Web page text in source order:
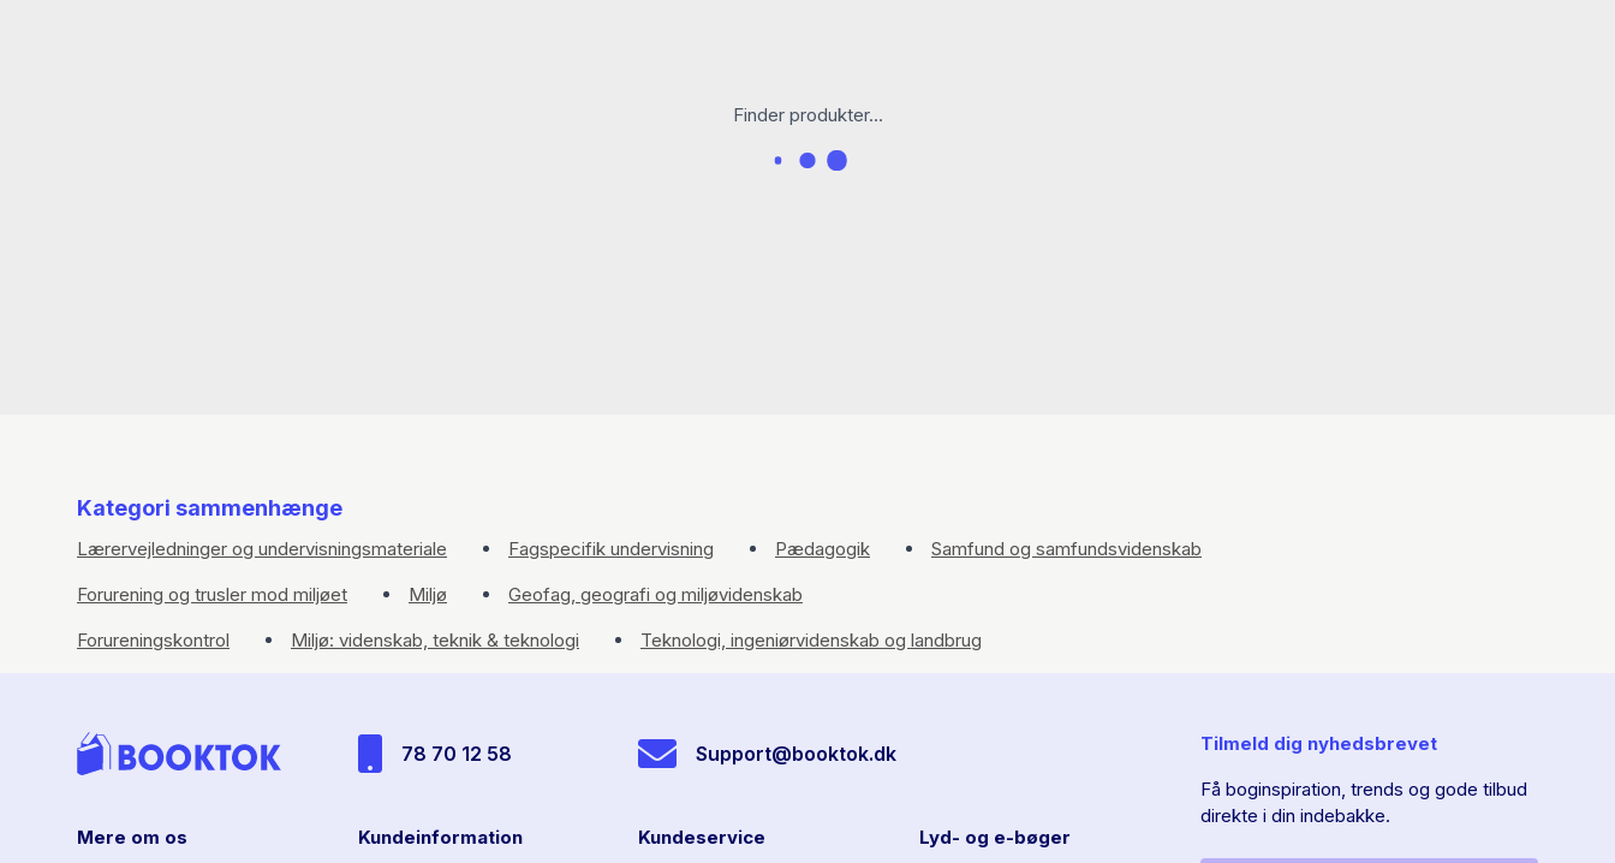
Finder produkter...
Kategori sammenhænge
Lærervejledninger og undervisningsmateriale Fagspecifik undervisning Pædagogik
Samfund og samfundsvidenskab
Forurening og trusler mod miljøet
Miljø
Geofag, geografi og miljøvidenskab
Forureningskontrol
Miljø: videnskab, teknik & teknologi Teknologi, ingeniørvidenskab og landbrug
78 70 12 58 Support@booktok.dk
Mere om os Kundeinformation Kundeservice Lyd- og e-bøger
Tilmeld dig nyhedsbrevet
Få boginspiration, trends og gode tilbud
direkte i din indebakke.